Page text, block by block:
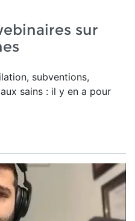
sur
subventions,
sains : il y en a pour